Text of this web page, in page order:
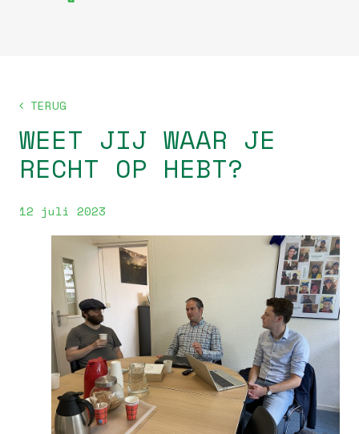
TERUG
WEET JIJ WAAR JE
RECHT OP HEBT?
12 juli 2023